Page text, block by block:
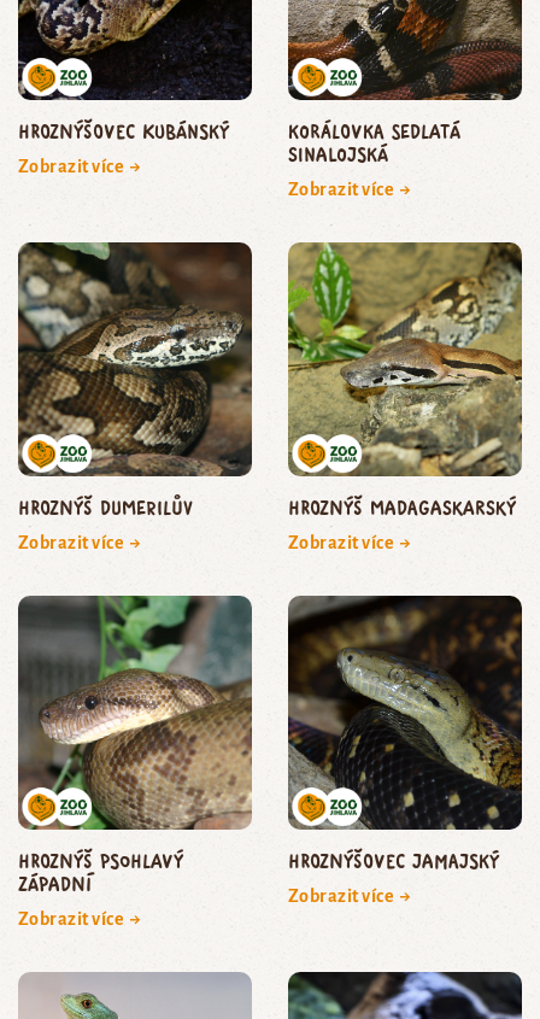
hroznýšovec kubánský
Zobrazit více →
korálovka sedlatá
sinalojská
Zobrazit více →
hroznýš Dumerilův
Zobrazit více →
hroznýš madagaskarský
Zobrazit více →
hroznýš psohlavý
západní
Zobrazit více →
hroznýšovec jamajský
Zobrazit více →